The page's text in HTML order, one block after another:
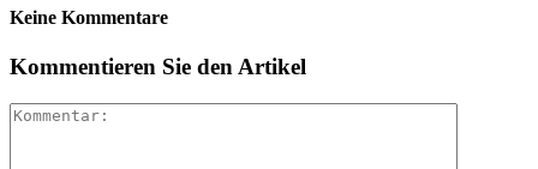
Keine Kommentare
Kommentieren Sie den Artikel